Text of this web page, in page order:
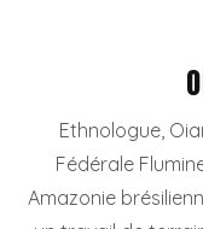
Ethnologue,
Fédérale
Amazonie